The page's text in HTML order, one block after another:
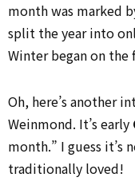
month was marked
split the year into
Winter began on
Oh, here’s another
Weinmond. It’s early
month.” I guess it’s
traditionally loved!